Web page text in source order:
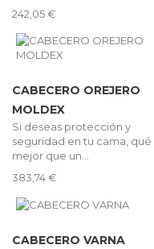
242,05 €
CABECERO OREJERO
MOLDEX
Si deseas protección y
seguridad en tu cama, qué
mejor que un...
383,74 €
CABECERO VARNA